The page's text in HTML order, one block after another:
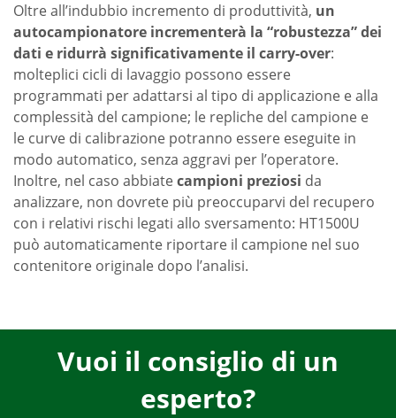
Oltre all’indubbio incremento di produttività, un
autocampionatore incrementerà la “robustezza” dei
dati e ridurrà significativamente il carry-over:
molteplici cicli di lavaggio possono essere
programmati per adattarsi al tipo di applicazione e alla
complessità del campione; le repliche del campione e
le curve di calibrazione potranno essere eseguite in
modo automatico, senza aggravi per l’operatore.
Inoltre, nel caso abbiatecampioni preziosi da
analizzare, non dovrete più preoccuparvi del recupero
con i relativi rischi legati allo sversamento: HT1500U
può automaticamente riportare il campione nel suo
contenitore originale dopo l’analisi.
Vuoi il consiglio di un
esperto?